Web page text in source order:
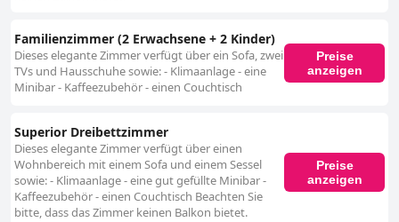
Familienzimmer (2 Erwachsene + 2 Kinder)
Dieses elegante Zimmer verfügt über ein Sofa, zwei
TVs und Hausschuhe sowie: - Klimaanlage - eine
Minibar - Kaffeezubehör - einen Couchtisch
Preise
anzeigen
Superior Dreibettzimmer
Dieses elegante Zimmer verfügt über einen
Wohnbereich mit einem Sofa und einem Sessel
sowie: - Klimaanlage - eine gut gefüllte Minibar -
Kaffeezubehör - einen Couchtisch Beachten Sie
bitte, dass das Zimmer keinen Balkon bietet.
Preise
anzeigen